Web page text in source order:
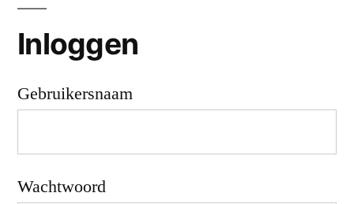
Inloggen
Gebruikersnaam
Wachtwoord